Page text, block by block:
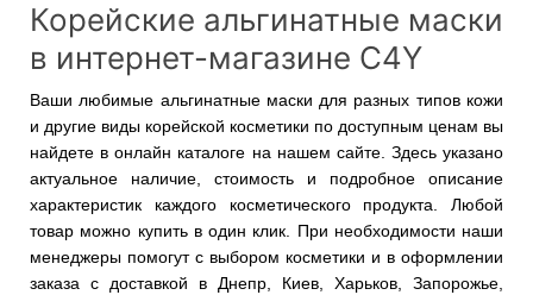
Корейские альгинатные маски
в интернет-магазине C4Y
Ваши любимые альгинатные маски для разных типов кожи
и другие виды корейской косметики по доступным ценам вы
найдете в онлайн каталоге на нашем сайте. Здесь указано
актуальное наличие, стоимость и подробное описание
характеристик каждого косметического продукта. Любой
товар можно купить в один клик. При необходимости наши
менеджеры помогут с выбором косметики и в оформлении
заказа с доставкой в Днепр, Киев, Харьков, Запорожье,